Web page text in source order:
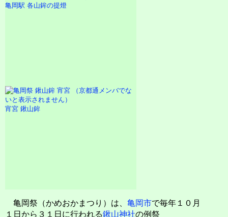
亀岡駅 各山鉾の提燈
宵宮 鍬山鉾
亀岡祭（かめおかまつり）は、 亀岡市で毎年１０月
１日から３１日に行われる鍬山神社の例祭